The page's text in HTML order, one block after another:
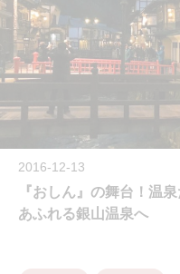
2016-12-13
『おしん』の舞台！温
あふれる銀山温泉へ